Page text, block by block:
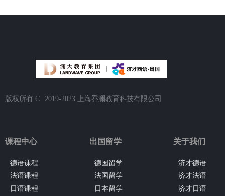
版权所有 ©  2019-2023 上海乔澜教育科技有限公司
课程中心
德语课程
法语课程
日语课程
德国留学
法国留学
日本留学
出国留学
济才德语
济才法语
济才日语
关于我们